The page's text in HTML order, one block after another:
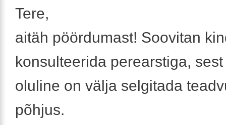
Tere,
aitäh pöördumast! Soovitan
konsulteerida perearstiga,
oluline on välja selgitada
põhjus.